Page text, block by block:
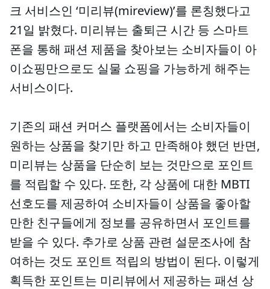
크 서비스인 ‘미리뷰(mireview)’를 론칭했다고
21일 밝혔다. 미리뷰는 출퇴근 시간 등 스마트
폰을 통해 패션 제품을 찾아보는 소비자들이 아
이쇼핑만으로도 실물 쇼핑을 가능하게 해주는
서비스이다.
기존의 패션 커머스 플랫폼에서는 소비자들이
원하는 상품을 찾기만 하고 만족해야 했던 반면,
미리뷰는 상품을 단순히 보는 것만으로 포인트
를 적립할 수 있다. 또한, 각 상품에 대한 MBTI
선호도를 제공하여 소비자들이 상품을 좋아할
만한 친구들에게 정보를 공유하면서 포인트를
받을 수 있다. 추가로 상품 관련 설문조사에 참
여하는 것도 포인트 적립의 방법이 된다. 이렇게
획득한 포인트는 미리뷰에서 제공하는 패션 상